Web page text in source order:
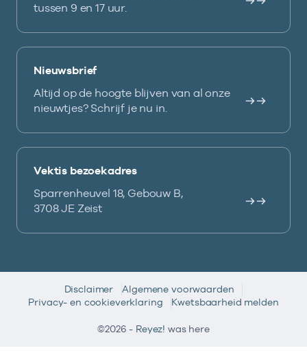
tussen 9 en 17 uur.
Nieuwsbrief
Altijd op de hoogte blijven van al onze
nieuwtjes? Schrijf je nu in.
Vektis bezoekadres
Sparrenheuvel 18, Gebouw B,
3708 JE Zeist
Disclaimer
Algemene voorwaarden
Privacy- en cookieverklaring
Kwetsbaarheid melden
©2026 - Reyez! was here